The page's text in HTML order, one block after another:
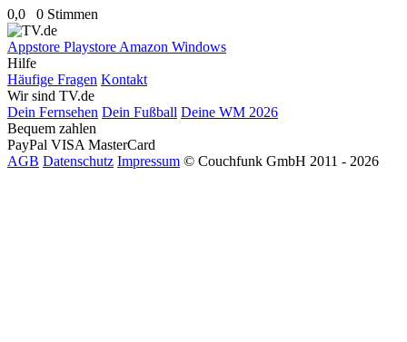
0,0 0 Stimmen
Appstore Playstore Amazon Windows
Hilfe
Häufige Fragen Kontakt
Wir sind TV.de
Dein Fernsehen Dein Fußball Deine WM 2026
Bequem zahlen
PayPal VISA MasterCard
AGB Datenschutz Impressum © Couchfunk GmbH 2011 - 2026